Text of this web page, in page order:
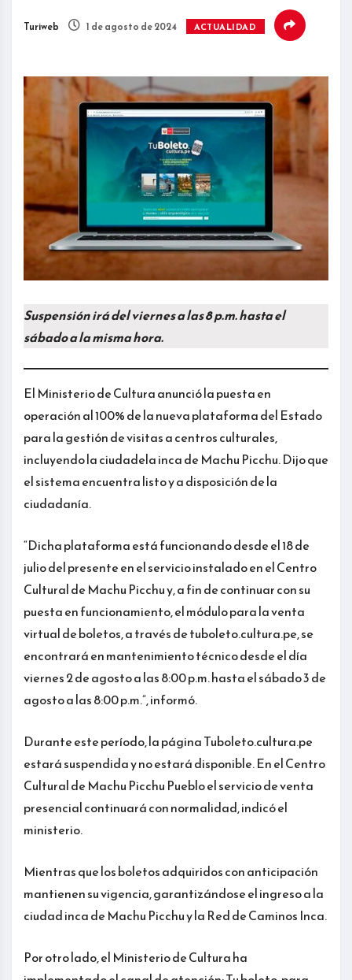
Turiweb 1 de agosto de 2024 ACTUALIDAD
Suspensión irá del viernes a las 8 p.m. hasta el
sábado a la misma hora.
El Ministerio de Cultura anunció la puesta en
operación al 100% de la nueva plataforma del Estado
para la gestión de visitas a centros culturales,
incluyendo la ciudadela inca de Machu Picchu. Dijo que
el sistema encuentra listo y a disposición de la
ciudadanía.
“Dicha plataforma está funcionando desde el 18 de
julio del presente en el servicio instalado en el Centro
Cultural de Machu Picchu y, a fin de continuar con su
puesta en funcionamiento, el módulo para la venta
virtual de boletos, a través de tuboleto.cultura.pe, se
encontrará en mantenimiento técnico desde el día
viernes 2 de agosto a las 8:00 p.m. hasta el sábado 3 de
agosto a las 8:00 p.m.”, informó.
Durante este período, la página Tuboleto.cultura.pe
estará suspendida y no estará disponible. En el Centro
Cultural de Machu Picchu Pueblo el servicio de venta
presencial continuará con normalidad, indicó el
ministerio.
Mientras que los boletos adquiridos con anticipación
mantienen su vigencia, garantizándose el ingreso a la
ciudad inca de Machu Picchu y la Red de Caminos Inca.
Por otro lado, el Ministerio de Cultura ha